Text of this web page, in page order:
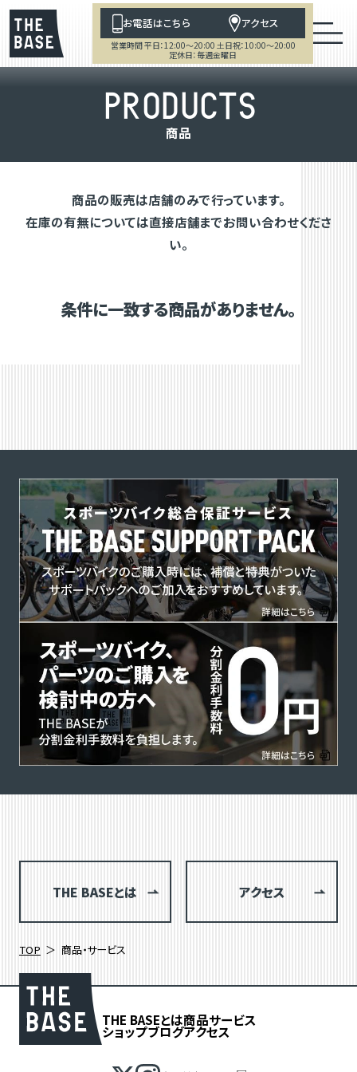
お電話はこちら アクセス
営業時間 平日：12:00～20:00 土日祝：10:00～20:00
定休日：毎週金曜日
PRODUCTS
商品
商品の販売は店舗のみで行っています。
在庫の有無については直接店舗までお問い合わせくださ
い。
条件に一致する商品がありません。
THE BASEとは アクセス
TOP 商品・サービス
THE BASEとは商品サービス
ショップブログアクセス